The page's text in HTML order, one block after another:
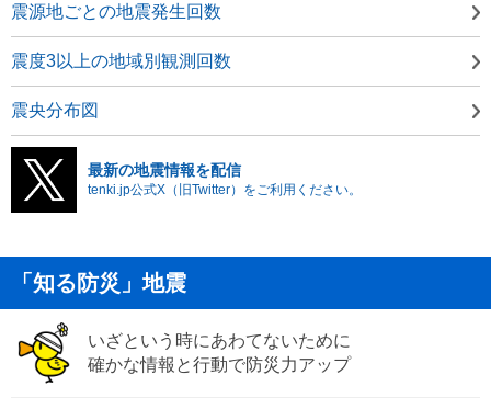
震源地ごとの地震発生回数
震度3以上の地域別観測回数
震央分布図
最新の地震情報を配信
tenki.jp公式X（旧Twitter）をご利用ください。
「知る防災」地震
いざという時にあわてないために
確かな情報と行動で防災力アップ